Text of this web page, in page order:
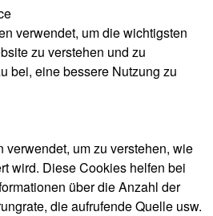
verwendet, um die wichtigsten
zu verstehen und zu
bei, eine bessere Nutzung zu
um zu verstehen, wie
wird. Diese Cookies helfen bei
über die Anzahl der
die aufrufende Quelle usw.